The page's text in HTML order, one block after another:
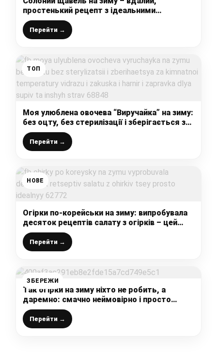
простенький рецепт з ідеальними
пропорціями
Перейти →
ТОП
Моя улюблена овочева “Виручайка” на зиму:
без оцту, без стерилізації і зберігається за
кімнатної температури, відразу і закуска, і
гарнір, і заправка для супів та інших страв
Перейти →
НОВЕ
Огірки по-корейськи на зиму: випробувала
десяток рецептів салату з огірків – цей
просто ідеальний
Перейти →
ЗБЕРЕЖИ
Так огірки на зиму ніхто не робить, а
даремно: смачно неймовірно і просто
дуже, дуже рекомендую цей рецепт
Перейти →